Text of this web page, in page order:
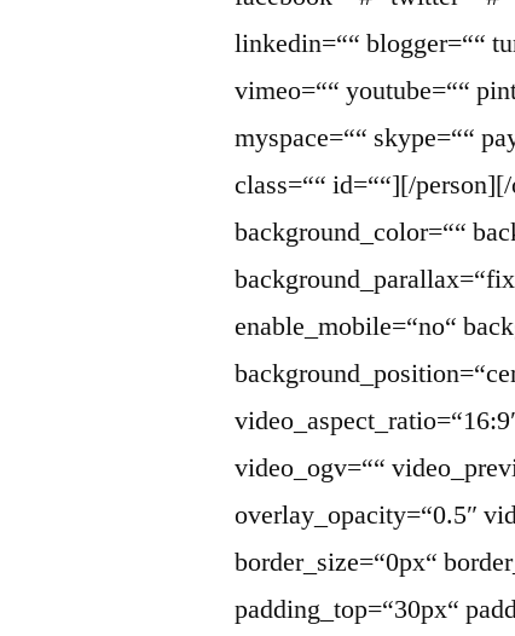
linkedin=““ blogger=““
vimeo=““ youtube=““
myspace=““ skype=““
class=““ id=““][/
background_color=““
enable_mobile=“no“
video_ogv=““
overlay_opacity=“0.5″
border_size=“0px“
padding_top=“30px“